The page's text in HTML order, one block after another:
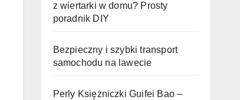
z wiertarki w domu? Prosty
poradnik DIY
Bezpieczny i szybki transport
samochodu na lawecie
Perly Księżniczki Guifei Bao –